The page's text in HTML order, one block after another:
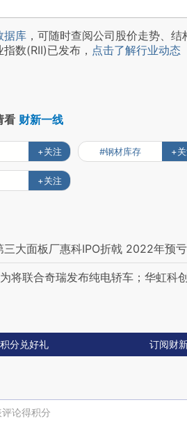
据库 ，可随时查阅公司股价走势、结
数(RII)已发布， 点击了解行业动态
看 财新一线
+关注 #钢材库存 +
+关注
三大面板厂惠科IPO折戟 2022年预
将联合奇瑞发布纯电轿车；华虹科
分兑好礼 订阅财
评论得积分